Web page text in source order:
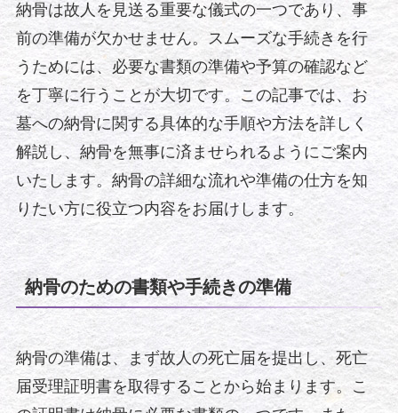
納骨は故人を見送る重要な儀式の一つであり、事
前の準備が欠かせません。スムーズな手続きを行
うためには、必要な書類の準備や予算の確認など
を丁寧に行うことが大切です。この記事では、お
墓への納骨に関する具体的な手順や方法を詳しく
解説し、納骨を無事に済ませられるようにご案内
いたします。納骨の詳細な流れや準備の仕方を知
りたい方に役立つ内容をお届けします。
納骨のための書類や手続きの準備
納骨の準備は、まず故人の死亡届を提出し、死亡
届受理証明書を取得することから始まります。こ